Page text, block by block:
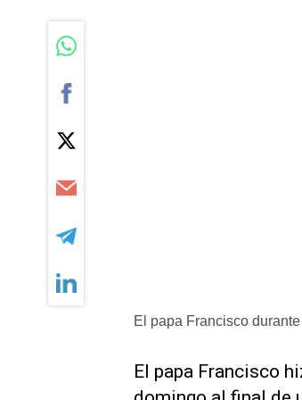
El papa Francisco
El papa Francisco